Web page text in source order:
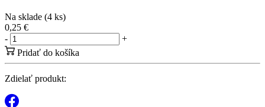
Na sklade (4 ks)
0,25 €
-
+
Pridať do košíka
Zdielať produkt: